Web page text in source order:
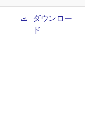
ダウンロー
ド